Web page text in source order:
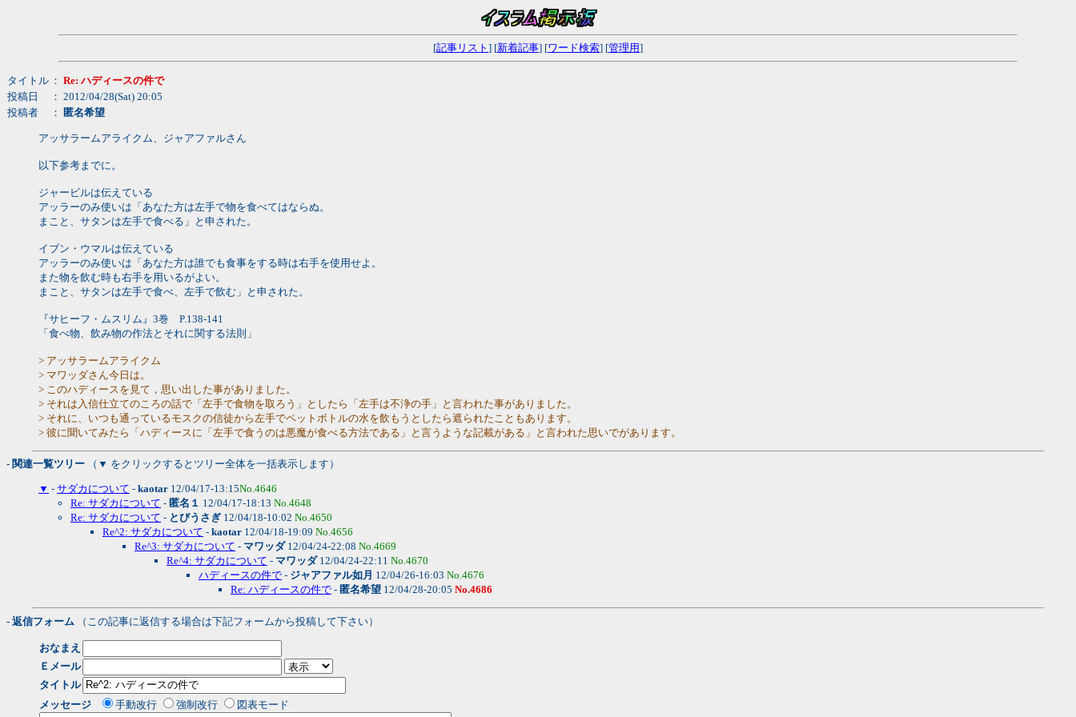
[記事リスト ] [新着記事] [ワード検索] [管理用]
タイトル ： Re: ハディースの件で
投稿日
： 2012/04/28(Sat) 20:05
投稿者
： 匿名希望
アッサラームアライクム、ジャアファルさん
以下参考までに。
ジャービルは伝えている
アッラーのみ使いは「あなた方は左手で物を食べてはならぬ。
まこと、サタンは左手で食べる」と申された。
イブン・ウマルは伝えている
アッラーのみ使いは「あなた方は誰でも食事をする時は右手を使用せよ。
また物を飲む時も右手を用いるがよい。
まこと、サタンは左手で食べ、左手で飲む」と申された。
『サヒーフ・ムスリム』3巻 P.138-141
「食べ物、飲み物の作法とそれに関する法則」
> アッサラームアライクム
> マワッダさん今日は。
> このハディースを見て，思い出した事がありました。
> それは入信仕立てのころの話で「左手で食物を取ろう」としたら「左手は不浄の手」と言われた事がありました。
> それに、いつも通っているモスクの信徒から左手でペットボトルの水を飲もうとしたら遮られたこともあります。
> 彼に聞いてみたら「ハディースに「左手で食うのは悪魔が食べる方法である」と言うような記載がある」と言われた思いでがあります。
- 関連一覧ツリー （▼ をクリックするとツリー全体を一括表示します）
▼ - サダカについて - kaotar 12/04/17-13:15No.4646
Re: サダカについて - 匿名１ 12/04/17-18:13 No.4648
Re: サダカについて - とびうさぎ 12/04/18-10:02 No.4650
Re^2: サダカについて - kaotar 12/04/18-19:09 No.4656
Re^3: サダカについて - マワッダ12/04/24-22:08 No.4669
Re^4: サダカについて - マワッダ12/04/24-22:11 No.4670
ハディースの件で - ジャアファル如月 12/04/26-16:03 No.4676
Re: ハディースの件で - 匿名希望 12/04/28-20:05 No.4686
- 返信フォーム （この記事に返信する場合は下記フォームから投稿して下さい）
おなまえ
Ｅメール
タイトル
メッセージ
手動改行 強制改行 図表モード